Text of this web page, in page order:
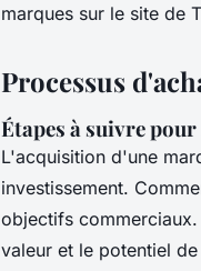
marques sur le site de
Processus
Étapes à suivre
L'acquisition d'une
investissement.
objectifs
valeur et le potentiel